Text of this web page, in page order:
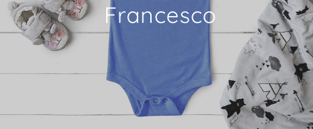
Francesco